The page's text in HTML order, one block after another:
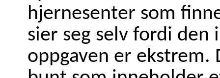
hjernesenter som
sier seg selv fordi den
oppgaven er ekstrem.